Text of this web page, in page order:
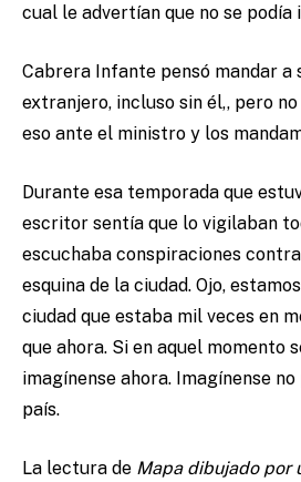
cual le advertían que no se podía
Cabrera Infante pensó mandar a
extranjero, incluso sin él,, pero
eso ante el ministro y los
Durante esa temporada que
escritor sentía que lo vigilaban
escuchaba conspiraciones
esquina de la ciudad. Ojo,
ciudad que estaba mil veces en
que ahora. Si en aquel momento
imagínense ahora. Imagínense
país.
La lectura de Mapa dibujado por